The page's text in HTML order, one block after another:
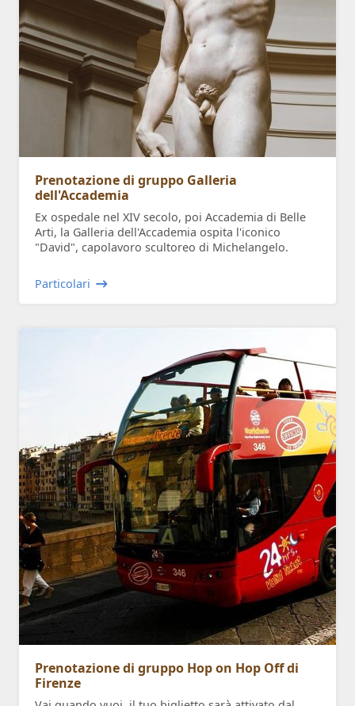
Prenotazione di gruppo Galleria
dell'Accademia
Ex ospedale nel XIV secolo, poi Accademia di Belle
Arti, la Galleria dell'Accademia ospita l'iconico
"David", capolavoro scultoreo di Michelangelo.
Particolari
Prenotazione di gruppo Hop on Hop Off di
Firenze